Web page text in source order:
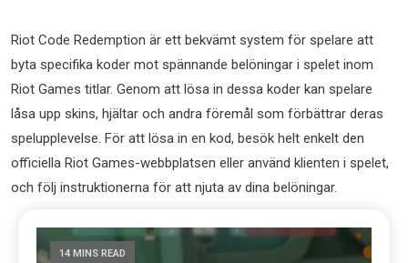
Riot Code Redemption är ett bekvämt system för spelare att
byta specifika koder mot spännande belöningar i spelet inom
Riot Games titlar. Genom att lösa in dessa koder kan spelare
låsa upp skins, hjältar och andra föremål som förbättrar deras
spelupplevelse. För att lösa in en kod, besök helt enkelt den
officiella Riot Games-webbplatsen eller använd klienten i spelet,
och följ instruktionerna för att njuta av dina belöningar.
14 MINS READ